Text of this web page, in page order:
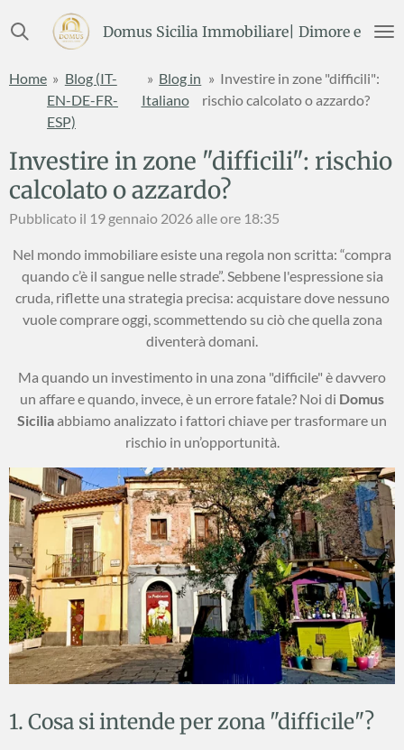
al
principale
Domus Sicilia Immobiliare| Dimore e
Home » Blog (IT-
EN-DE-FR-
ESP)
» Blog in
Italiano
» Investire in zone "difficili":
rischio calcolato o azzardo?
Investire in zone "difficili": rischio
calcolato o azzardo?
Pubblicato il 19 gennaio 2026 alle ore 18:35
Nel mondo immobiliare esiste una regola non scritta: “compra
quando c’è il sangue nelle strade”. Sebbene l'espressione sia
cruda, riflette una strategia precisa: acquistare dove nessuno
vuole comprare oggi, scommettendo su ciò che quella zona
diventerà domani.
Ma quando un investimento in una zona "difficile" è davvero
un affare e quando, invece, è un errore fatale? Noi di Domus
Siciliaabbiamo analizzato i fattori chiave per trasformare un
rischio in un’opportunità.
1. Cosa si intende per zona "difficile"?